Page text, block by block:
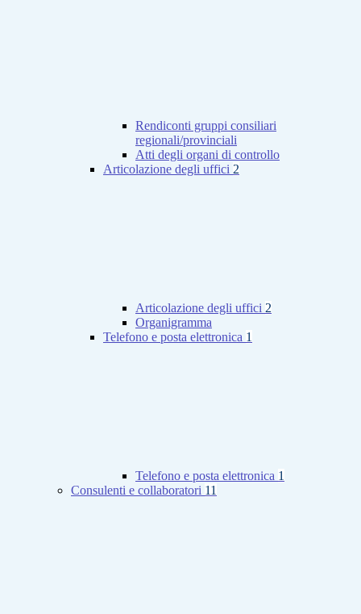
Rendiconti gruppi consiliari
regionali/provinciali
Atti degli organi di controllo
Articolazione degli uffici 2
Articolazione degli uffici 2
Organigramma
Telefono e posta elettronica 1
Telefono e posta elettronica 1
Consulenti e collaboratori 11